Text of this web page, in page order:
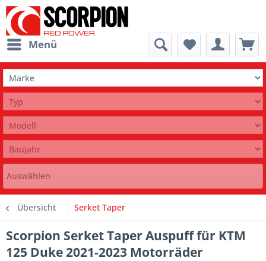
Menü
Auswählen
Übersicht Serket Taper
Scorpion Serket Taper Auspuff für KTM
125 Duke 2021-2023 Motorräder